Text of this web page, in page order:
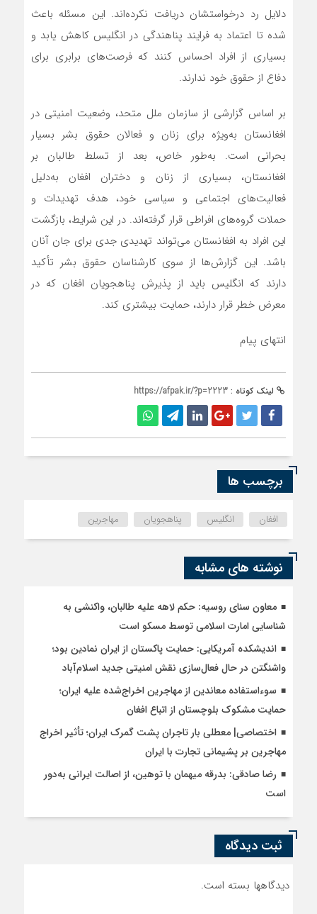
دلایل رد درخواستشان دریافت نکرده‌اند. این مسئله باعث
شده تا اعتماد به فرایند پناهندگی در انگلیس کاهش یابد و
بسیاری از افراد احساس کنند که فرصت‌های برابری برای
دفاع از حقوق خود ندارند.
بر اساس گزارشی از سازمان ملل متحد، وضعیت امنیتی در
افغانستان به‌ویژه برای زنان و فعالان حقوق بشر بسیار
بحرانی است. به‌طور خاص، بعد از تسلط طالبان بر
افغانستان، بسیاری از زنان و دختران افغان به‌دلیل
فعالیت‌های اجتماعی و سیاسی خود، هدف تهدیدات و
حملات گروه‌های افراطی قرار گرفته‌اند. در این شرایط، بازگشت
این افراد به افغانستان می‌تواند تهدیدی جدی برای جان آنان
باشد. این گزارش‌ها از سوی کارشناسان حقوق بشر تأکید
دارند که انگلیس باید از پذیرش پناهجویان افغان که در
معرض خطر قرار دارند، حمایت بیشتری کند.
انتهای پیام
لینک کوتاه : https://afpak.ir/?p=2223
برچسب ها
افغان انگلیس پناهجویان مهاجرین
نوشته های مشابه
معاون سنای روسیه: حکم لاهه علیه طالبان، واکنشی به
شناسایی امارت اسلامی توسط مسکو است
اندیشکده آمریکایی: حمایت پاکستان از ایران نمادین بود؛
واشنگتن در حال فعال‌سازی نقش امنیتی جدید اسلام‌آباد
سوءاستفاده معاندین از مهاجرین اخراج‌شده علیه ایران؛
حمایت مشکوک بلوچستان از اتباع افغان
اختصاصی| معطلی بار تاجران پشت گمرک ایران؛ تأثیر اخراج
مهاجرین بر پشیمانی تجارت با ایران
رضا صادقی: بدرقه میهمان با توهین، از اصالت ایرانی به‌دور
است
ثبت دیدگاه
دیدگاهها بسته است.